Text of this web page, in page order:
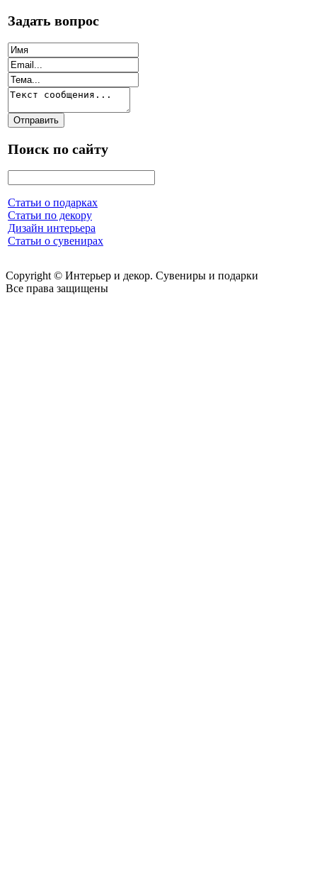
Задать вопрос
Поиск по сайту
Статьи о подарках
Статьи по декору
Дизайн интерьера
Статьи о сувенирах
Copyright © Интерьер и декор. Сувениры и подарки
Все права защищены